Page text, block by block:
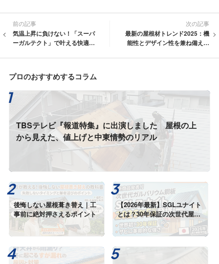
前の記事
気温上昇に負けない！「スーパ
ーガルテクト」で叶える快適・
次の記事
最新の屋根材トレンド2025：機
能性とデザイン性を兼ね備えた
プロのおすすめするコラム
TBSテレビ『報道特集』に出演しました 屋根の上
から見えた、値上げと中東情勢のリアル
後悔しない屋根葺き替え｜工
事前に絶対押さえるポイント
【2026年最新】SGLユナイト
とは？30年保証の次世代屋根
材